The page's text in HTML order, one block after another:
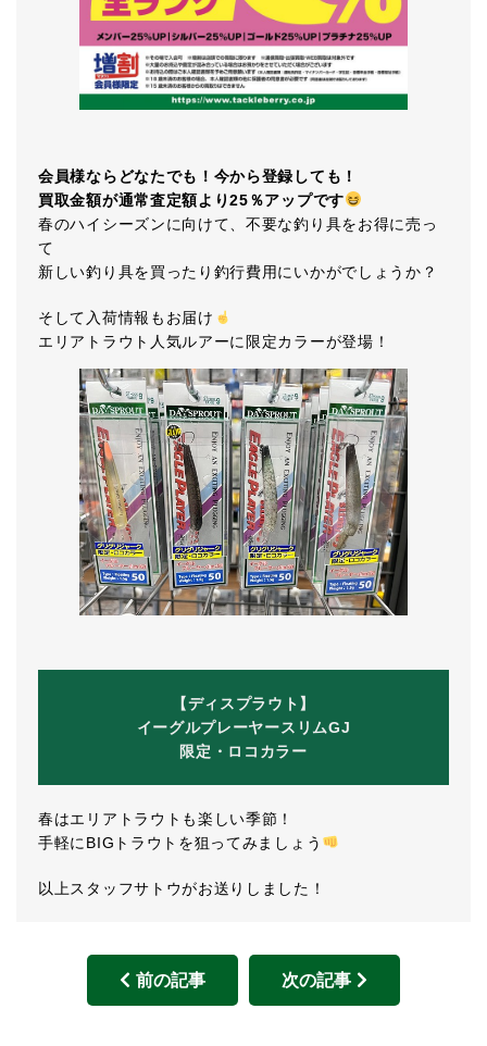
会員様ならどなたでも！今から登録しても！
買取金額が通常査定額より25％アップです
春のハイシーズンに向けて、不要な釣り具をお得に売っ
て
新しい釣り具を買ったり釣行費用にいかがでしょうか？
そして入荷情報もお届け
エリアトラウト人気ルアーに限定カラーが登場！
【ディスプラウト】
イーグルプレーヤースリムGJ
限定・ロコカラー
春はエリアトラウトも楽しい季節！
手軽にBIGトラウトを狙ってみましょう
以上スタッフサトウがお送りしました！
前の記事 次の記事